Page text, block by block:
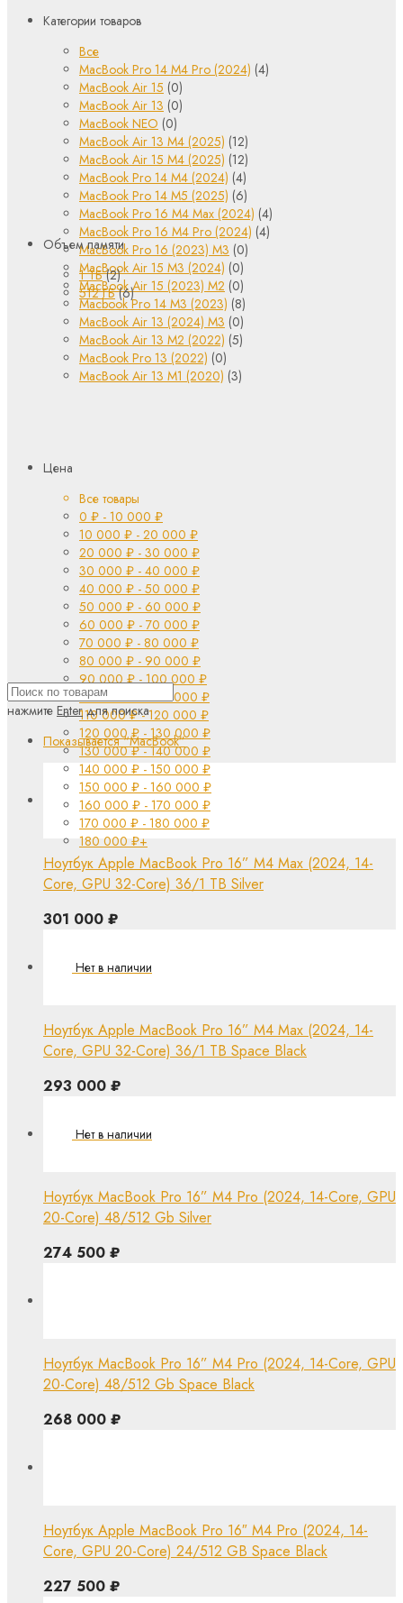
Категории товаров
Все
MacBook Pro 14 M4 Pro (2024) (4)
MacBook Air 15 (0)
MacBook Air 13 (0)
MacBook NEO (0)
MacBook Air 13 M4 (2025) (12)
MacBook Air 15 M4 (2025) (12)
MacBook Pro 14 M4 (2024) (4)
MacBook Pro 14 M5 (2025) (6)
MacBook Pro 16 M4 Max (2024) (4)
MacBook Pro 16 M4 Pro (2024) (4)
MacBook Pro 16 (2023) M3 (0)
MacBook Air 15 M3 (2024) (0)
MacBook Air 15 (2023) M2 (0)
Macbook Pro 14 M3 (2023) (8)
MacBook Air 13 (2024) M3 (0)
MacBook Air 13 M2 (2022) (5)
MacBook Pro 13 (2022) (0)
MacBook Air 13 M1 (2020) (3)
Объем памяти
1 ТБ (2)
512 ГБ (6)
Цена
Все товары
0 ₽ - 10 000 ₽
10 000 ₽ - 20 000 ₽
20 000 ₽ - 30 000 ₽
30 000 ₽ - 40 000 ₽
40 000 ₽ - 50 000 ₽
50 000 ₽ - 60 000 ₽
60 000 ₽ - 70 000 ₽
70 000 ₽ - 80 000 ₽
80 000 ₽ - 90 000 ₽
90 000₽-100 000 ₽
100 000₽-110 000 ₽
110 000₽-120 000 ₽
120 000₽ - 130 000 ₽
130 000₽-140 000 ₽
140 000 ₽ - 150 000 ₽
150 000 ₽ - 160 000 ₽
160 000 ₽ - 170 000 ₽
170 000 ₽ - 180 000 ₽
180 000 ₽+
нажмите Enterдля поиска
Показывается“MacBook”
Ноутбук Apple MacBook Pro 16” M4 Max (2024, 14-
Core, GPU 32-Core) 36/1 TB Silver
301 000 ₽
Ноутбук Apple MacBook Pro 16” M4 Max (2024, 14-
Core, GPU 32-Core) 36/1 TB Space Black
293 000 ₽
Ноутбук MacBook Pro 16” M4 Pro (2024, 14-Core, GPU
20-Core) 48/512 Gb Silver
274 500 ₽
Ноутбук MacBook Pro 16” M4 Pro (2024, 14-Core, GPU
20-Core) 48/512 Gb Space Black
268 000 ₽
Ноутбук Apple MacBook Pro 16″ M4 Pro (2024, 14-
Core, GPU 20-Core) 24/512 GB Space Black
227 500 ₽